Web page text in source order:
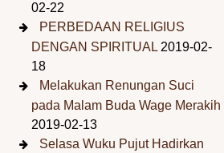
02-22
PERBEDAAN RELIGIUS
DENGAN SPIRITUAL 2019-02-
18
Melakukan Renungan Suci
pada Malam Buda Wage Merakih
2019-02-13
Selasa Wuku Pujut Hadirkan